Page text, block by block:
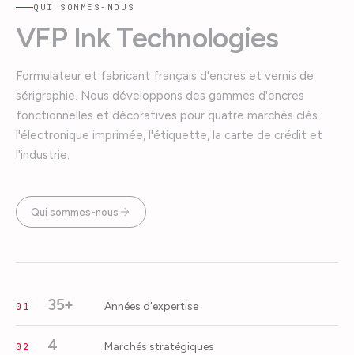
QUI SOMMES-NOUS
VFP Ink Technologies
Formulateur et fabricant français d'encres et vernis de
sérigraphie. Nous développons des gammes d'encres
fonctionnelles et décoratives pour quatre marchés clés :
l'électronique imprimée, l'étiquette, la carte de crédit et
l'industrie.
Qui sommes-nous
01 35+ Années d'expertise
02 4 Marchés stratégiques